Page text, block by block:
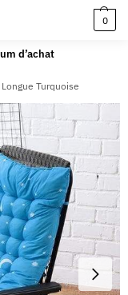
0
d’achat
Turquoise